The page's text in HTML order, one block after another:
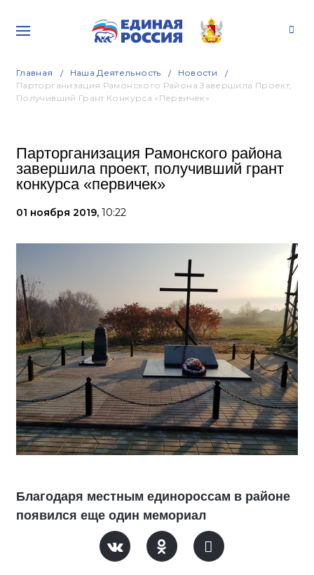
Главная Наша Деятельность
Новости
Парторганизация Рамонского Района Завершила Проект,
Получивший Грант Конкурса «первичек»
Парторганизация Рамонского района
завершила проект, получивший грант
конкурса «первичек»
01 ноября 2019, 10:22
Благодаря местным единороссам в районе
появился еще один мемориал